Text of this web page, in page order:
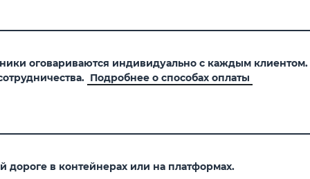
оговариваются индивидуально с каждым
Подробнее о способах оплаты
в контейнерах или на платформах.